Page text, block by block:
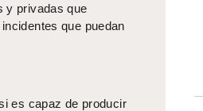
y privadas que
que puedan
es capaz de producir